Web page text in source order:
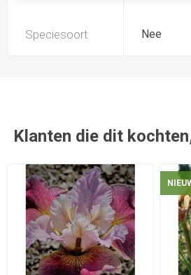
Speciesoort Nee
Klanten die dit